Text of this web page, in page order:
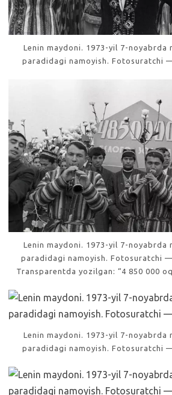
Lenin maydoni. 1973-yil 7-noyabrda
paradidagi namoyish. Fotosuratchi
Lenin maydoni. 1973-yil 7-noyabrda
paradidagi namoyish. Fotosuratchi —
Transparentda yozilgan: “4 850 000
Lenin maydoni. 1973-yil 7-noyabrda
paradidagi namoyish. Fotosuratchi